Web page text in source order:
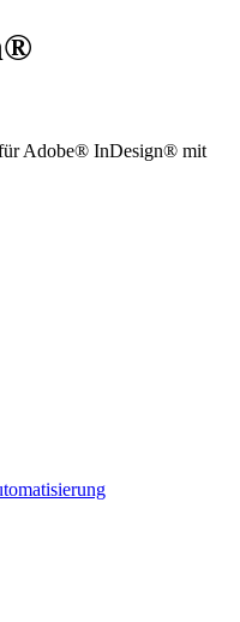
Adobe® InDesign® mit